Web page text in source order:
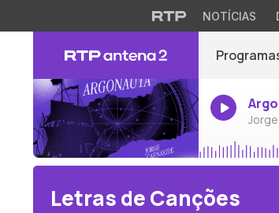
NOTÍCIAS
Letras de Canções